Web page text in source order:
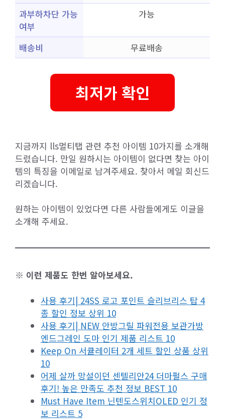
과부하차단 가능
여부
가능
배송비 무료배송
최저가 확인
지금까지 lls멀티탭 관련 추천 아이템 10가지를 소개해
드렸습니다. 만일 원하시는 아이템이 없다면 찾는 아이
템의 특징을 이메일로 남겨주세요. 찾아서 메일 회신드
리겠습니다.
원하는 아이템이 있었다면 다른 사람들에게도 이글을
소개해 주세요.
※ 이런 제품도 한번 알아보세요.
사용 후기| 24SS 로고 포인트 슬리브리스 탑 4
종 할인 정보 상위 10
사용 후기| NEW 안방그릴 파워전용 보관가방
엔드그레인 도마 인기 제품 리스트 10
Keep On 서큘레이터 2개 세트 할인 상품 상위
10
어제 살까 망설이던 센텔리안24 더마펄스 구매
후기! 높은 만족도 추천 정보 BEST 10
Must Have Item 닌텐도스위치OLED 인기 정
보 리스트 5